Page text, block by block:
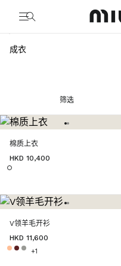
成衣
筛选
棉质上衣
HKD 10,400
V领羊毛开衫
HKD 11,600
+1